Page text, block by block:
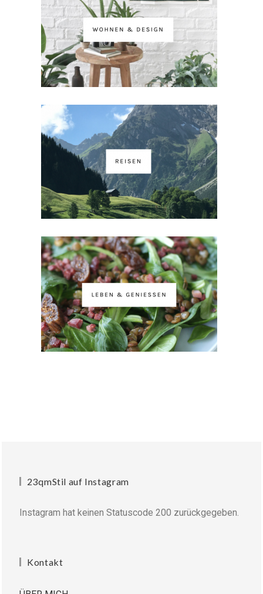
23qmStil auf Instagram
Instagram hat keinen Statuscode 200 zurückgegeben.
Kontakt